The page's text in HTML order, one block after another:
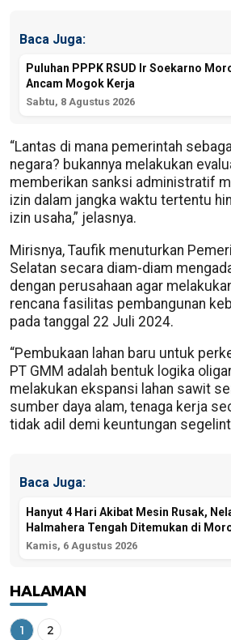
Baca Juga:
Puluhan PPPK RSUD Ir Soekarno
Ancam Mogok Kerja
Sabtu, 8 Agustus 2026
“Lantas di mana pemerintah
negara? bukannya melakukan
memberikan sanksi administratif
izin dalam jangka waktu tertentu
izin usaha,” jelasnya.
Mirisnya, Taufik menuturkan
Selatan secara diam-diam
dengan perusahaan agar
rencana fasilitas pembangunan
pada tanggal 22 Juli 2024.
“Pembukaan lahan baru untuk
PT GMM adalah bentuk logika
melakukan ekspansi lahan sawit
sumber daya alam, tenaga kerja
tidak adil demi keuntungan
Baca Juga:
Hanyut 4 Hari Akibat Mesin Rusak,
Halmahera Tengah Ditemukan di
Kamis, 6 Agustus 2026
HALAMAN
1 2